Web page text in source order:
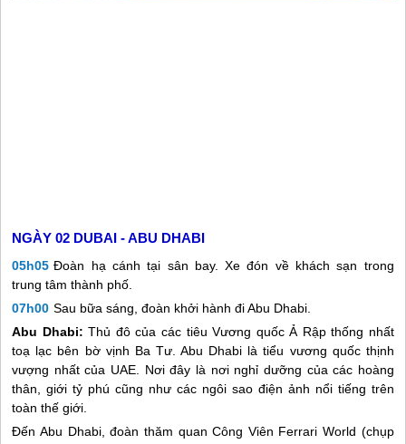
NGÀY 02 DUBAI - ABU DHABI
05h05 Đoàn hạ cánh tại sân bay. Xe đón về khách sạn trong
trung tâm thành phố.
07h00 Sau bữa sáng, đoàn khởi hành đi Abu Dhabi.
Abu Dhabi:Thủ đô của các tiêu Vương quốc Ả Rập thống nhất
toạ lạc bên bờ vịnh Ba Tư. Abu Dhabi là tiểu vương quốc thịnh
vượng nhất của UAE. Nơi đây là nơi nghỉ dưỡng của các hoàng
thân, giới tỷ phú cũng như các ngôi sao điện ảnh nổi tiếng trên
toàn thế giới.
Đến Abu Dhabi, đoàn thăm quan Công Viên Ferrari World (chụp